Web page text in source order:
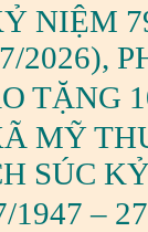
NIỆM
2026),
TẶNG
MỸ
SÚC
1947 –